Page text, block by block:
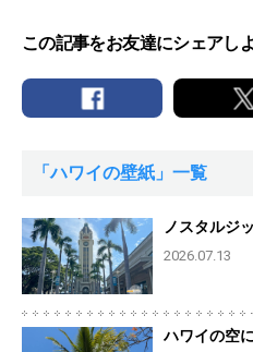
この記事をお友達にシェアし
「ハワイの壁紙」一覧
ノスタルジ
2026.07.13
ハワイの空